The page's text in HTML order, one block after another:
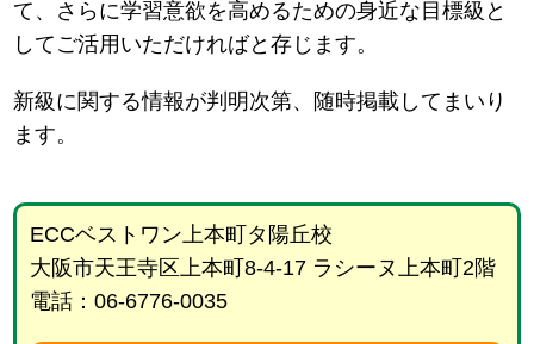
て、さらに学習意欲を高めるための身近な目標級と
してご活用いただければと存じます。
新級に関する情報が判明次第、随時掲載してまいり
ます。
ECCベストワン上本町タ陽丘校
大阪市天王寺区上本町8-4-17 ラシーヌ上本町2階
電話：06-6776-0035